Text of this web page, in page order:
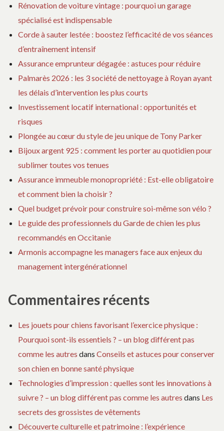
Rénovation de voiture vintage : pourquoi un garage
spécialisé est indispensable
Corde à sauter lestée : boostez l’efficacité de vos séances
d’entraînement intensif
Assurance emprunteur dégagée : astuces pour réduire
Palmarès 2026 : les 3 société de nettoyage à Royan ayant
les délais d’intervention les plus courts
Investissement locatif international : opportunités et
risques
Plongée au cœur du style de jeu unique de Tony Parker
Bijoux argent 925 : comment les porter au quotidien pour
sublimer toutes vos tenues
Assurance immeuble monopropriété : Est-elle obligatoire
et comment bien la choisir ?
Quel budget prévoir pour construire soi-même son vélo ?
Le guide des professionnels du Garde de chien les plus
recommandés en Occitanie
Armonis accompagne les managers face aux enjeux du
management intergénérationnel
Commentaires récents
Les jouets pour chiens favorisant l’exercice physique :
Pourquoi sont-ils essentiels ? – un blog différent pas
comme les autres dans Conseils et astuces pour conserver
son chien en bonne santé physique
Technologies d’impression : quelles sont les innovations à
suivre ? – un blog différent pas comme les autres dans Les
secrets des grossistes de vêtements
Découverte culturelle et patrimoine : l’expérience